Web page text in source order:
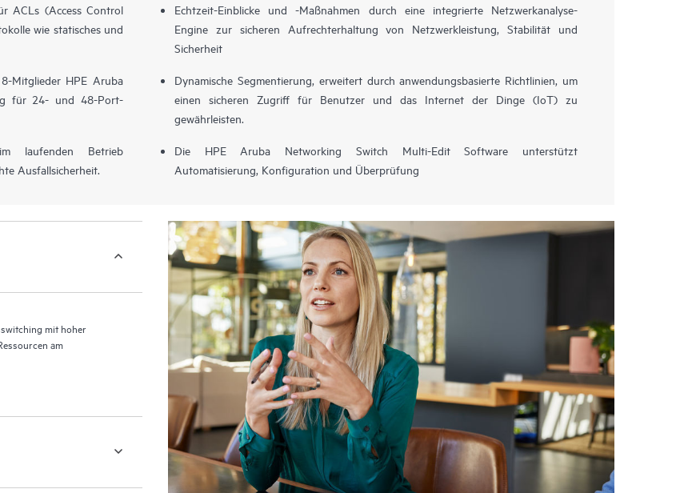
ACLs (Access Control
wie statisches und
Mitglieder HPE Aruba
für 24- und 48-Port-
laufenden Betrieb
Ausfallsicherheit.
Echtzeit-Einblicke und -Maßnahmen durch eine integrierte Netzwerkanalyse-
Engine zur sicheren Aufrechterhaltung von Netzwerkleistung, Stabilität und
Sicherheit
Dynamische Segmentierung, erweitert durch anwendungsbasierte Richtlinien, um
einen sicheren Zugriff für Benutzer und das Internet der Dinge (IoT) zu
gewährleisten.
Die HPE Aruba Networking Switch Multi-Edit Software unterstützt
Automatisierung, Konfiguration und Überprüfung
mit hoher
am